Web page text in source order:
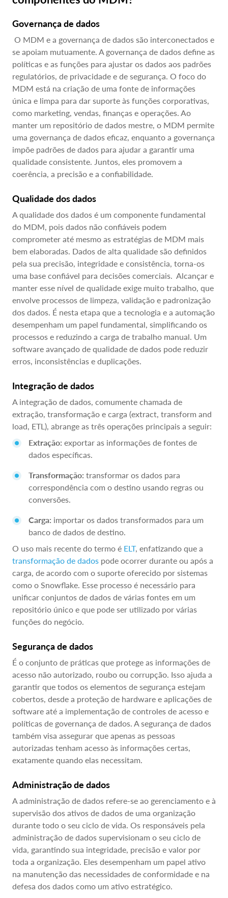
Governança de dados
O MDM e a governança de dados são interconectados e
se apoiam mutuamente. A governança de dados define as
políticas e as funções para ajustar os dados aos padrões
regulatórios, de privacidade e de segurança. O foco do
MDM está na criação de uma fonte de informações
única e limpa para dar suporte às funções corporativas,
como marketing, vendas, finanças e operações. Ao
manter um repositório de dados mestre, o MDM permite
uma governança de dados eficaz, enquanto a governança
impõe padrões de dados para ajudar a garantir uma
qualidade consistente. Juntos, eles promovem a
coerência, a precisão e a confiabilidade.
Qualidade dos dados
A qualidade dos dados é um componente fundamental
do MDM, pois dados não confiáveis podem
comprometer até mesmo as estratégias de MDM mais
bem elaboradas. Dados de alta qualidade são definidos
pela sua precisão, integridade e consistência, torna-os
uma base confiável para decisões comerciais. Alcançar e
manter esse nível de qualidade exige muito trabalho, que
envolve processos de limpeza, validação e padronização
dos dados. É nesta etapa que a tecnologia e a automação
desempenham um papel fundamental, simplificando os
processos e reduzindo a carga de trabalho manual. Um
software avançado de qualidade de dados pode reduzir
erros, inconsistências e duplicações.
Integração de dados
A integração de dados, comumente chamada de
extração, transformação e carga (extract, transform and
load, ETL), abrange as três operações principais a seguir:
Extração: exportar as informações de fontes de
dados específicas.
Transformação: transformar os dados para
correspondência com o destino usando regras ou
conversões.
Carga: importar os dados transformados para um
banco de dados de destino.
O uso mais recente do termo é ELT, enfatizando que a
transformação de dados pode ocorrer durante ou após a
carga, de acordo com o suporte oferecido por sistemas
como o Snowflake. Esse processo é necessário para
unificar conjuntos de dados de várias fontes em um
repositório único e que pode ser utilizado por várias
funções do negócio.
Segurança de dados
É o conjunto de práticas que protege as informações de
acesso não autorizado, roubo ou corrupção. Isso ajuda a
garantir que todos os elementos de segurança estejam
cobertos, desde a proteção de hardware e aplicações de
software até a implementação de controles de acesso e
políticas de governança de dados. A segurança de dados
também visa assegurar que apenas as pessoas
autorizadas tenham acesso às informações certas,
exatamente quando elas necessitam.
Administração de dados
A administração de dados refere-se ao gerenciamento e à
supervisão dos ativos de dados de uma organização
durante todo o seu ciclo de vida. Os responsáveis pela
administração de dados supervisionam o seu ciclo de
vida, garantindo sua integridade, precisão e valor por
toda a organização. Eles desempenham um papel ativo
na manutenção das necessidades de conformidade e na
defesa dos dados como um ativo estratégico.